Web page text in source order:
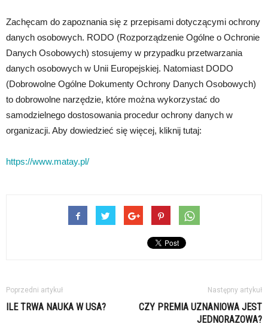
Zachęcam do zapoznania się z przepisami dotyczącymi ochrony
danych osobowych. RODO (Rozporządzenie Ogólne o Ochronie
Danych Osobowych) stosujemy w przypadku przetwarzania
danych osobowych w Unii Europejskiej. Natomiast DODO
(Dobrowolne Ogólne Dokumenty Ochrony Danych Osobowych)
to dobrowolne narzędzie, które można wykorzystać do
samodzielnego dostosowania procedur ochrony danych w
organizacji. Aby dowiedzieć się więcej, kliknij tutaj:
https://www.matay.pl/
Poprzedni artykuł
ILE TRWA NAUKA W USA?
Następny artykuł
CZY PREMIA UZNANIOWA JEST
JEDNORAZOWA?